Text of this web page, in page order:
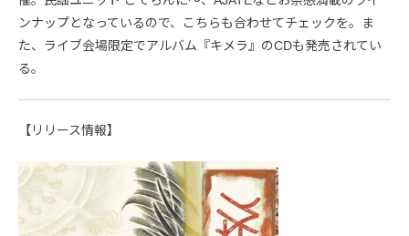
ンナップとなっているので、こちらも合わせてチェックを。ま
た、ライブ会場限定でアルバム『キメラ』のCDも発売されてい
る。
【リリース情報】